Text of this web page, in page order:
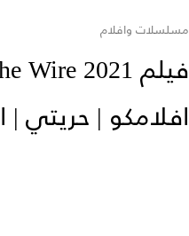
مسلسلات وافلام
افلامكو | حريتي |